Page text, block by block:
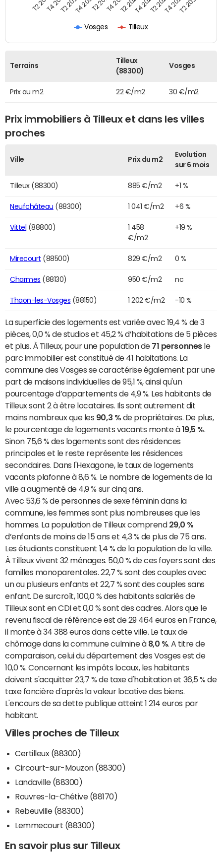
Vosges Tilleux
Terrains
Tilleux
(88300)
Vosges
Prix au m2 22 €/m2 30 €/m2
Prix immobiliers à Tilleux et dans les villes
proches
Ville Prix du m2
Evolution
sur 6 mois
Tilleux (88300) 885 €/m2 +1 %
Neufchâteau (88300) 1 041 €/m2 +6 %
Vittel (88800)
1 458
€/m2
+19 %
Mirecourt (88500) 829 €/m2 0 %
Charmes (88130) 950 €/m2 nc
Thaon-les-Vosges (88150) 1 202 €/m2 -10 %
La superficie des logements est variée avec 19,4 % de 3
pièces, 0,0 % de studios et 45,2 % d’habitations de 5 pièces
et plus. À Tilleux, pour une population de 71 personnesle
parc immobilier est constitué de 41 habitations. La
commune des Vosges se caractérise également par une
part de maisons individuelles de 95,1 %, ainsi qu'un
pourcentage d’appartements de 4,9 %. Les habitants de
Tilleux sont 2 à être locataires. Ils sont autrement dit
moins nombreux que les 90,3 % de propriétaires. De plus,
le pourcentage de logements vacants monte à19,5 %
Sinon 75,6 % des logements sont des résidences
principales et le reste représente les résidences
secondaires. Dans l'Hexagone, le taux de logements
vacants plafonne à 8,6 %. Le nombre de logements de la
ville a augmenté de 4,9 % sur cinq ans.
Avec 53,6 % de personnes de sexe féminin dans la
commune, les femmes sont plus nombreuses que les
hommes. La population de Tilleux comprend 29,0 %
d’enfants de moins de 15 ans et 4,3 % de plus de 75 ans.
Les étudiants constituent 1,4 % de la population de la ville.
À Tilleux vivent 32 ménages. 50,0 % de ces foyers sont des
familles monoparentales. 22,7 % sont des couples avec
un ou plusieurs enfants et 22,7 % sont des couples sans
enfant. De surcroît, 100,0 % des habitants salariés de
Tilleux sont en CDI et 0,0 % sont des cadres. Alors que le
revenu fiscal de référence est de 29 464 euros en France,
il monte à 34 388 euros dans cette ville. Le taux de
chômage dans la commune culmine à 8,0 % . A titre de
comparaison, celui du département des Vosges est de
10,0 %. Concernant les impôts locaux, les habitants
doivent s'acquitter 23,7 % de taxe d'habitation et 36,5 % de
taxe foncière d'après la valeur locative des biens.
L'encours de sa dette publique atteint 1 214 euros par
habitant.
Villes proches de Tilleux
Certilleux (88300)
Circourt-sur-Mouzon (88300)
Landaville (88300)
Rouvres-la-Chétive (88170)
Rebeuville (88300)
Lemmecourt (88300)
En savoir plus sur Tilleux